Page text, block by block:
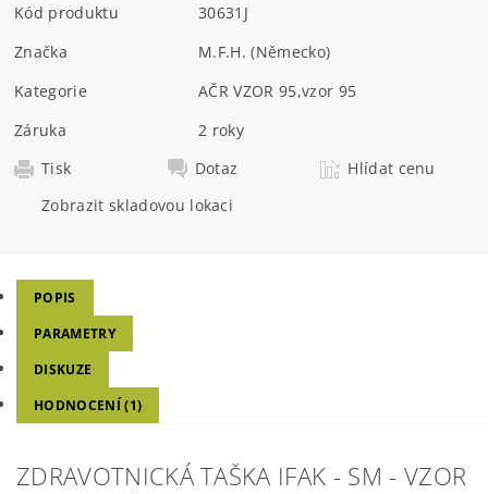
Kód produktu
30631J
Značka
M.F.H. (Německo)
Kategorie
AČR VZOR 95,vzor 95
Záruka
2 roky
Tisk
Dotaz
Hlídat cenu
Zobrazit skladovou lokaci
POPIS
PARAMETRY
DISKUZE
HODNOCENÍ (1)
ZDRAVOTNICKÁ TAŠKA IFAK - SM - VZOR